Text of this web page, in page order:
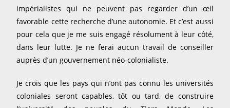
impérialistes qui ne peuvent pas regarder d’un œil
favorable cette recherche d’une autonomie. Et c’est aussi
pour cela que je me suis engagé résolument à leur côté,
dans leur lutte. Je ne ferai aucun travail de conseiller
auprès d’un gouvernement néo-colonialiste.
Je crois que les pays qui n’ont pas connu les universités
coloniales seront capables, tôt ou tard, de construire